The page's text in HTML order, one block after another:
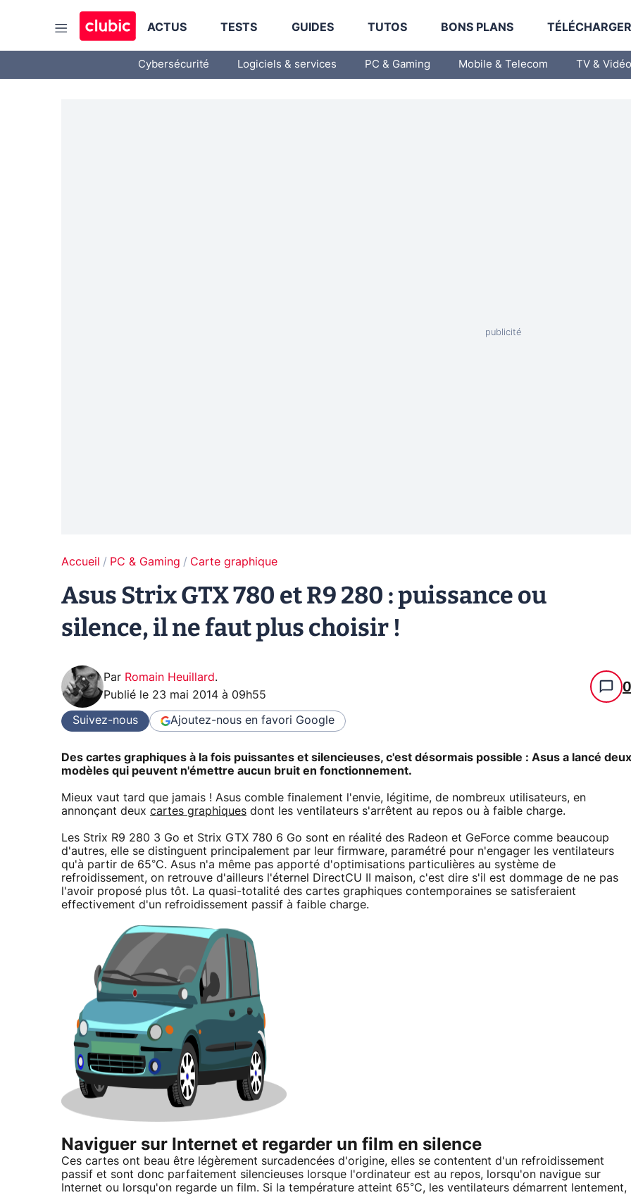
ACTUS TESTS GUIDES TUTOS BONS PLANS
Cybersécurité Logiciels & services PC & Gaming Mobile & Telecom TV & Vidéo
Accueil PC & Gaming Carte graphique
Asus Strix GTX 780 et R9 280 : puissance ou
silence, il ne faut plus choisir !
Par Romain Heuillard.
Publié le 23 mai 2014 à 09h55 0
Suivez-nous Ajoutez-nous en favori Google
Des cartes graphiques à la fois puissantes et silencieuses, c'est désormais possible : Asus a lancé deux
modèles qui peuvent n'émettre aucun bruit en fonctionnement.
Mieux vaut tard que jamais ! Asus comble finalement l'envie, légitime, de nombreux utilisateurs, en
annonçant deux cartes graphiques dont les ventilateurs s'arrêtent au repos ou à faible charge.
Les Strix R9 280 3 Go et Strix GTX 780 6 Go sont en réalité des Radeon et GeForce comme beaucoup
d'autres, elle se distinguent principalement par leur firmware, paramétré pour n'engager les ventilateurs
qu'à partir de 65°C. Asus n'a même pas apporté d'optimisations particulières au système de
refroidissement, on retrouve d'ailleurs l'éternel DirectCU II maison, c'est dire s'il est dommage de ne pas
l'avoir proposé plus tôt. La quasi-totalité des cartes graphiques contemporaines se satisferaient
effectivement d'un refroidissement passif à faible charge.
Naviguer sur Internet et regarder un film en silence
Ces cartes ont beau être légèrement surcadencées d'origine, elles se contentent d'un refroidissement
passif et sont donc parfaitement silencieuses lorsque l'ordinateur est au repos, lorsqu'on navigue sur
Internet ou lorsqu'on regarde un film. Si la température atteint 65°C, les ventilateurs démarrent lentement,